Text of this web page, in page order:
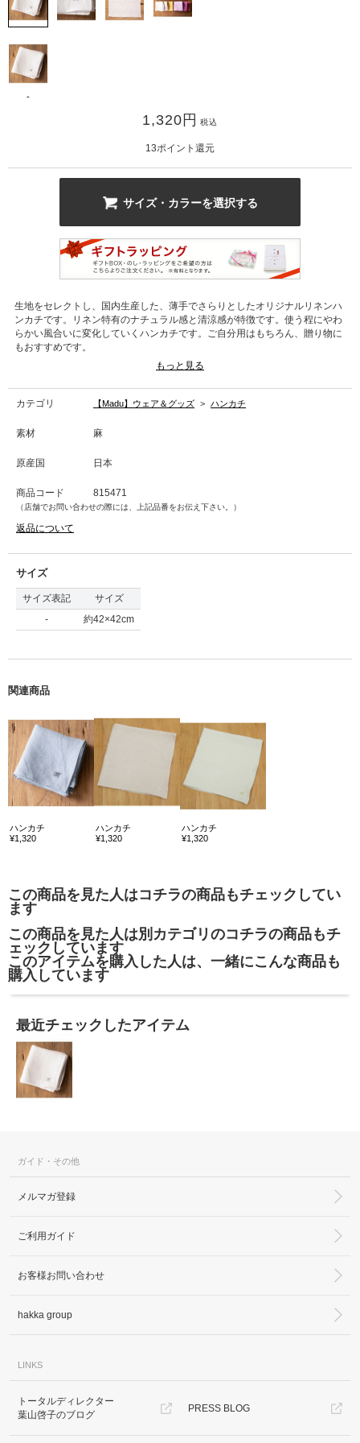
-
1,320 円 税込
13ポイント還元
サイズ・カラーを選択する
生地をセレクトし、国内生産した、薄手でさらりとしたオリジナルリネンハ
ンカチです。リネン特有のナチュラル感と清涼感が特徴です。使う程にやわ
らかい風合いに変化していくハンカチです。ご自分用はもちろん、贈り物に
もおすすめです。
→商品のお取り扱い方法について
※販売価格が変更になりました。
もっと見る
カテゴリ 【Madu】ウェア＆グッズ > ハンカチ
素材 麻
原産国 日本
商品コード 815471
（店舗でお問い合わせの際には、上記品番をお伝え下さい。）
返品について
サイズ
サイズ表記
サイズ
-
約42×42cm
関連商品
ハンカチ
¥1,320
ハンカチ
¥1,320
ハンカチ
¥1,320
この商品を見た人はコチラの商品もチェックしてい
ます
この商品を見た人は別カテゴリのコチラの商品もチ
ェックしています
このアイテムを購入した人は、一緒にこんな商品も
購入しています
最近チェックしたアイテム
ガイド・その他
メルマガ登録
ご利用ガイド
お客様お問い合わせ
hakka group
LINKS
トータルディレクター
葉山啓子のブログ
PRESS BLOG